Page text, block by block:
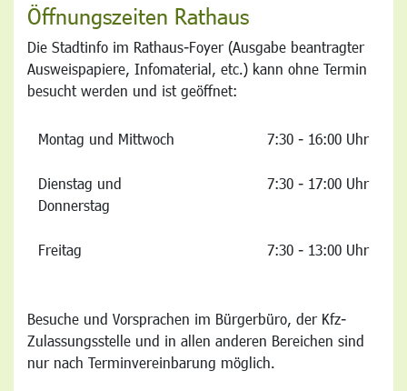
Öffnungszeiten Rathaus
Die Stadtinfo im Rathaus-Foyer (Ausgabe beantragter
Ausweispapiere, Infomaterial, etc.) kann ohne Termin
besucht werden und ist geöffnet:
Montag und Mittwoch 7:30 - 16:00 Uhr
Dienstag und
Donnerstag
7:30 - 17:00 Uhr
Freitag 7:30 - 13:00 Uhr
Besuche und Vorsprachen im Bürgerbüro, der Kfz-
Zulassungsstelle und in allen anderen Bereichen sind
nur nach Terminvereinbarung möglich.